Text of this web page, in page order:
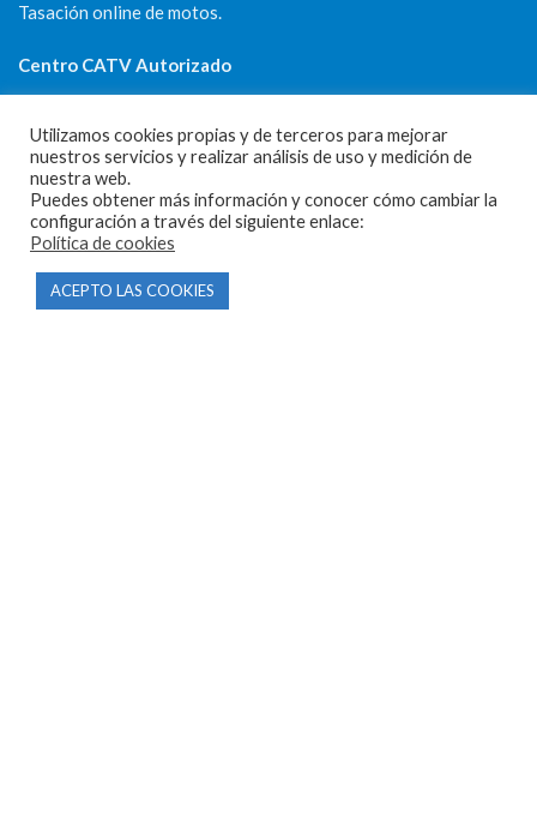
Tasación online de motos.
Centro CATV Autorizado
CONTACTO
Parque Empresarial Las Condas , Nave 1
Utilizamos cookies propias y de terceros para mejorar
nuestros servicios y realizar análisis de uso y medición de
nuestra web.
Puedes obtener más información y conocer cómo cambiar la
configuración a través del siguiente enlace:
Política de cookies
ACEPTO LAS COOKIES